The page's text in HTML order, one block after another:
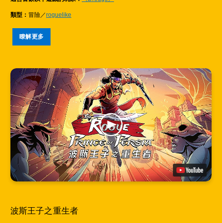
類型： 冒險／roguelike
瞭解更多
波斯王子之重生者